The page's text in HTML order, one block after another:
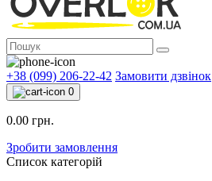
+38 (099) 206-22-42 Замовити дзвінок
0
0.00 грн.
Зробити замовлення
Список категорій